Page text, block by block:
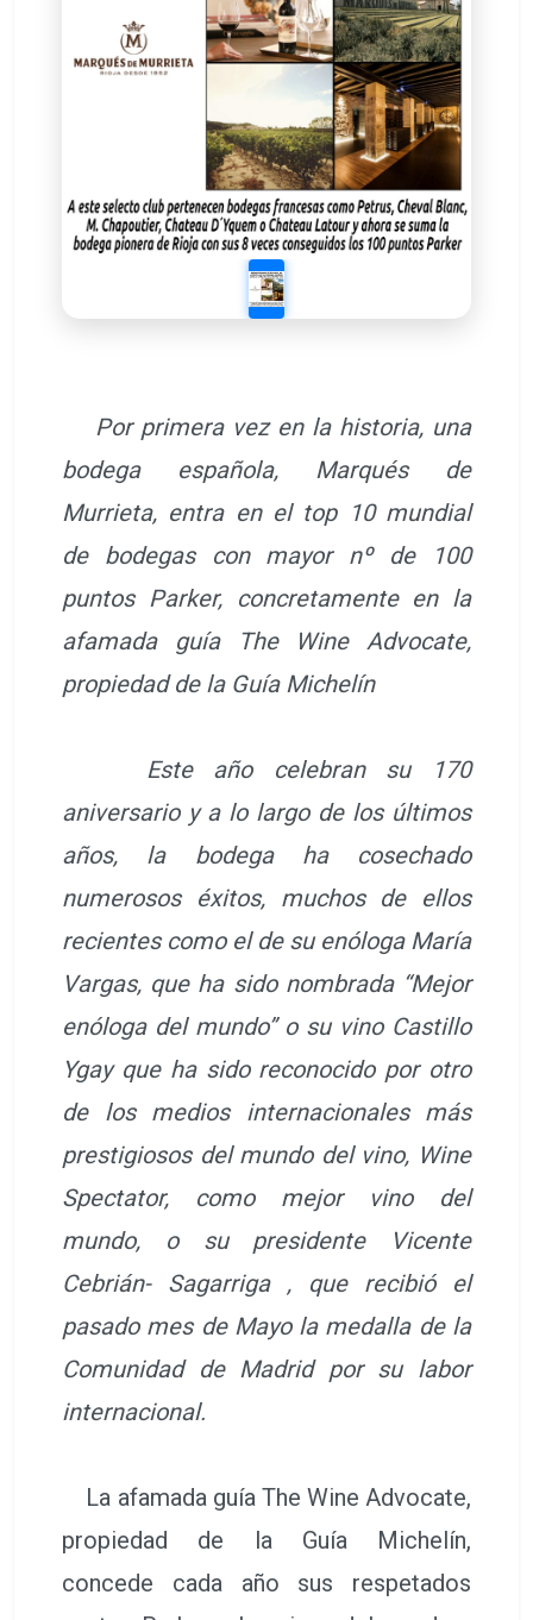
Por primera vez en la historia, una
bodega española, Marqués de
Murrieta, entra en el top 10 mundial
de bodegas con mayor nº de 100
puntos Parker, concretamente en la
afamada guía The Wine Advocate,
propiedad de la Guía Michelín
Este año celebran su 170
aniversario y a lo largo de los últimos
años, la bodega ha cosechado
numerosos éxitos, muchos de ellos
recientes como el de su enóloga María
Vargas, que ha sido nombrada “Mejor
enóloga del mundo” o su vino Castillo
Ygay que ha sido reconocido por otro
de los medios internacionales más
prestigiosos del mundo del vino, Wine
Spectator, como mejor vino del
mundo, o su presidente Vicente
Cebrián- Sagarriga , que recibió el
pasado mes de Mayo la medalla de la
Comunidad de Madrid por su labor
internacional.
La afamada guía The Wine Advocate,
propiedad de la Guía Michelín,
concede cada año sus respetados